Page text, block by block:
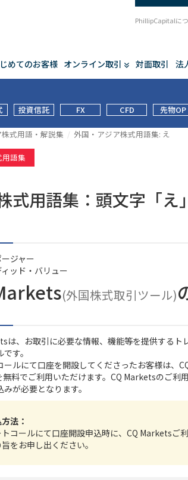
めてのお客様 オンライン取引 対面取引 法
PhillipCapitalに
投資信託 FX CFD 先物OP
式用語・解説集 外国・アジア株式用語集: え
語集
式用語集：頭文字「え」
ジャー
ッド・バリュー
(外国株式取引ツール)
は、お取引に必要な情報、機能等を提供するト
す。
ールにて口座を開設してくださったお客様は、
料でご利用いただけます。CQ Marketsのご利用
が必要となります。
法：
トコールにて口座開設申込時に、CQ Marketsご
をお申し出ください。